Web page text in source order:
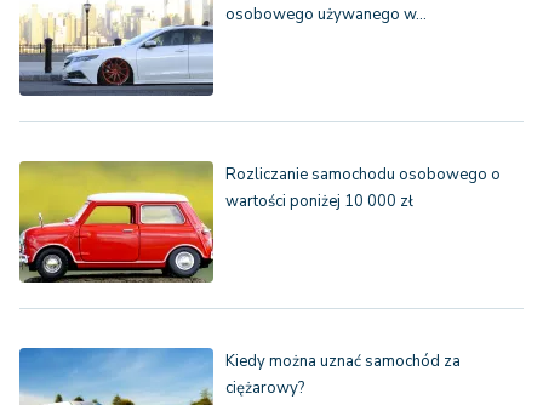
osobowego używanego w…
Rozliczanie samochodu osobowego o
wartości poniżej 10 000 zł
Kiedy można uznać samochód za
ciężarowy?